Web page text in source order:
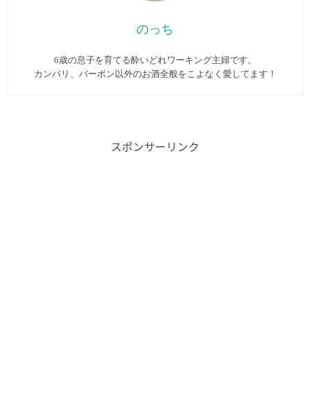
のっち
6歳の息子を育てる酔いどれワーキング主婦です。
カンパリ、バーボン以外のお酒全般をこよなく愛してます︎！
スポンサーリンク